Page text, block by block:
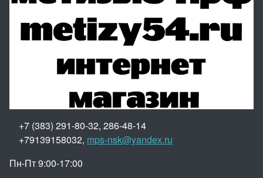
+7 (383) 291-80-32, 286-48-14
+79139158032, mps-nsk@yandex.ru
Пн-Пт 9:00-17:00